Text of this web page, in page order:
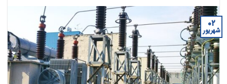
۰۲
شهریور